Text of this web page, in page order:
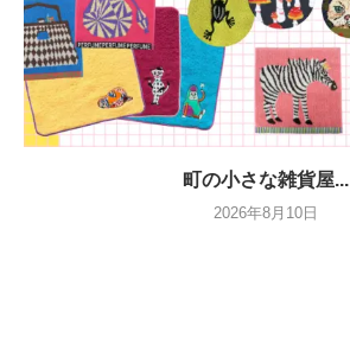
町の小さな雑貨屋...
2026年8月10日